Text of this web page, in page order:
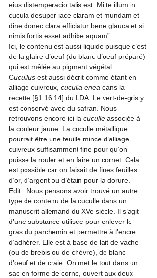
eius distemperacio talis est. Mitte illum in
cucula desuper iace claram et mundam et
dine donec clara efficiatur bene glauca et si
nimis fortis esset adhibe aquam”.
Ici, le contenu est aussi liquide puisque c’est
de la glaire d’oeuf (du blanc d’oeuf préparé)
qui est mêlée au pigment végétal.
Cucullus est aussi décrit comme étant en
alliage cuivreux, cuculla enea dans la
recette [§1.16.14] du LDA. Le vert-de-gris y
est conservé avec du safran. Nous
retrouvons encore ici la cuculle associée à
la couleur jaune. La cuculle métallique
pourrait être une feuille mince d’alliage
cuivreux suffisamment fine pour qu’on
puisse la rouler et en faire un cornet. Cela
est possible car on faisait de fines feuilles
d’or, d’argent ou d’étain pour la dorure.
Edit : Nous pensons avoir trouvé un autre
type de contenu de la cuculle dans un
manuscrit allemand du XVe siècle. Il s’agit
d’une substance utilisée pour enlever le
gras du parchemin et permettre à l’encre
d’adhérer. Elle est à base de lait de vache
(ou de brebis ou de chèvre), de blanc
d’oeuf et de craie. On met le tout dans un
sac en forme de corne, ouvert aux deux